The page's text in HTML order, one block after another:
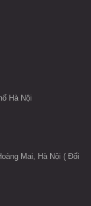
Hà Nội
Mai, Hà Nội ( Đối